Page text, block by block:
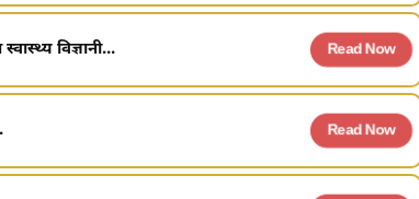
विज्ञानी... Read Now
Read Now